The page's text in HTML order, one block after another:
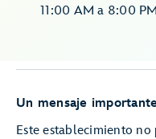
11:00 AM a 8:00 PM
Un mensaje importante
Este establecimiento